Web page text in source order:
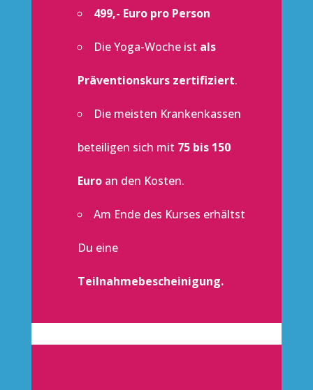
499,- Euro pro Person
Die Yoga-Woche ist als
Präventionskurs zertifiziert.
Die meisten Krankenkassen
beteiligen sich mit 75 bis 150
Euroan den Kosten.
Am Ende des Kurses erhältst
Du eine
Teilnahmebescheinigung.